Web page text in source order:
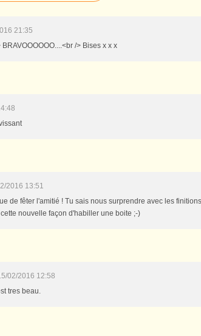
21:35
/> Bises x x x
2016 13:51
de fêter l'amitié ! Tu sais nous surprendre avec les
nouvelle façon d'habiller une boite ;-)
02/2016 12:58
tres beau.